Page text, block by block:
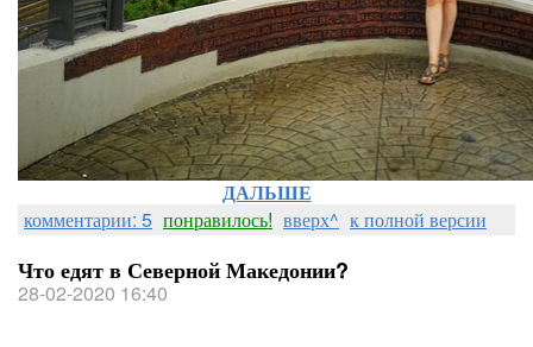
ДАЛЬШЕ
комментарии: 5 понравилось! вверх^ к полной версии
Что едят в Северной Македонии?
28-02-2020 16:40